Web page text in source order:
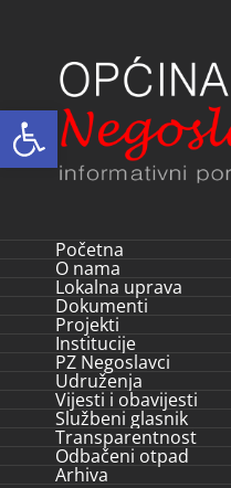
Open toolbar
Početna
O nama
Lokalna uprava
Dokumenti
Projekti
Institucije
PZ Negoslavci
Udruženja
Vijesti i obavijesti
Službeni glasnik
Transparentnost
Odbačeni otpad
Arhiva